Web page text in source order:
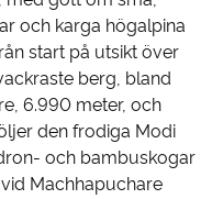
och karga högalpina
start på utsikt över
berg, bland
6.990 meter, och
den frodiga Modi
och bambuskogar
Machhapuchare